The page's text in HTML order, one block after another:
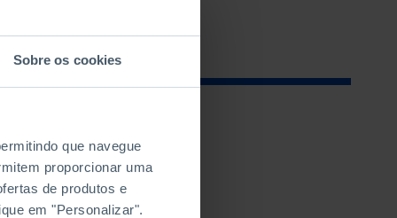
Sobre os cookies
que navegue
proporcionar uma
de produtos e
em "Personalizar".